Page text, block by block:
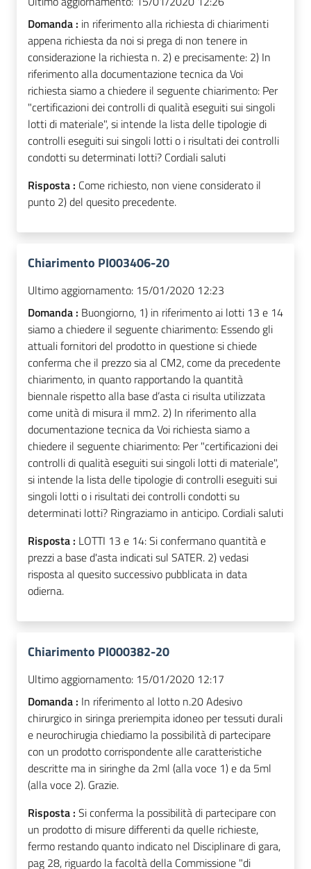
Domanda : in riferimento alla richiesta di chiarimenti
appena richiesta da noi si prega di non tenere in
considerazione la richiesta n. 2) e precisamente: 2) In
riferimento alla documentazione tecnica da Voi
richiesta siamo a chiedere il seguente chiarimento: Per
"certificazioni dei controlli di qualità eseguiti sui singoli
lotti di materiale", si intende la lista delle tipologie di
controlli eseguiti sui singoli lotti o i risultati dei controlli
condotti su determinati lotti? Cordiali saluti
Risposta : Come richiesto, non viene considerato il
punto 2) del quesito precedente.
Chiarimento PI003406-20
Ultimo aggiornamento: 15/01/2020 12:23
Domanda : Buongiorno, 1) in riferimento ai lotti 13 e 14
siamo a chiedere il seguente chiarimento: Essendo gli
attuali fornitori del prodotto in questione si chiede
conferma che il prezzo sia al CM2, come da precedente
chiarimento, in quanto rapportando la quantità
biennale rispetto alla base d’asta ci risulta utilizzata
come unità di misura il mm2. 2) In riferimento alla
documentazione tecnica da Voi richiesta siamo a
chiedere il seguente chiarimento: Per "certificazioni dei
controlli di qualità eseguiti sui singoli lotti di materiale",
si intende la lista delle tipologie di controlli eseguiti sui
singoli lotti o i risultati dei controlli condotti su
determinati lotti? Ringraziamo in anticipo. Cordiali saluti
Risposta : LOTTI 13 e 14: Si confermano quantità e
prezzi a base d'asta indicati sul SATER. 2) vedasi
risposta al quesito successivo pubblicata in data
odierna.
Chiarimento PI000382-20
Ultimo aggiornamento: 15/01/2020 12:17
Domanda : In riferimento al lotto n.20 Adesivo
chirurgico in siringa preriempita idoneo per tessuti durali
e neurochirugia chiediamo la possibilità di partecipare
con un prodotto corrispondente alle caratteristiche
descritte ma in siringhe da 2ml (alla voce 1) e da 5ml
(alla voce 2). Grazie.
Risposta : Si conferma la possibilità di partecipare con
un prodotto di misure differenti da quelle richieste,
fermo restando quanto indicato nel Disciplinare di gara,
pag 28, riguardo la facoltà della Commissione "di